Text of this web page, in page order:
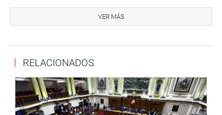
técnica en la Gerencia Regional de Salud del Cusco
(GERESA), donde se presentó el Plan de Operatividad del
Durante el encuentro, se destacó la necesidad de
especializado y fortalecer la coordinación entre el
Gobierno Regional, el Ministerio de Salud y el esquema
G2G con Francia, encargado de la supervisión e
VER MÁS
RELACIONADOS